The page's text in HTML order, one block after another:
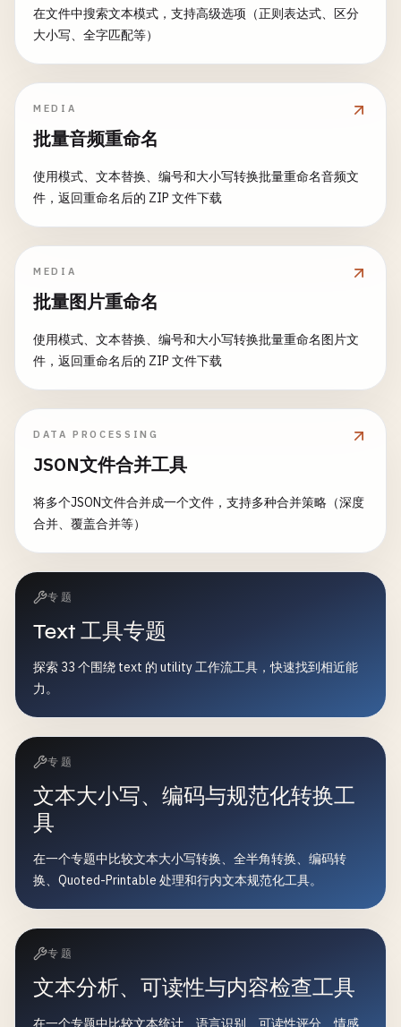
在文件中搜索文本模式，支持高级选项（正则表达式、区分
大小写、全字匹配等）
MEDIA
批量音频重命名
使用模式、文本替换、编号和大小写转换批量重命名音频文
件，返回重命名后的 ZIP 文件下载
MEDIA
批量图片重命名
使用模式、文本替换、编号和大小写转换批量重命名图片文
件，返回重命名后的 ZIP 文件下载
DATA PROCESSING
JSON文件合并工具
将多个JSON文件合并成一个文件，支持多种合并策略（深度
合并、覆盖合并等）
专题
Text 工具专题
探索 33 个围绕 text 的 utility 工作流工具，快速找到相近能
力。
专题
文本大小写、编码与规范化转换工
具
在一个专题中比较文本大小写转换、全半角转换、编码转
换、Quoted-Printable 处理和行内文本规范化工具。
专题
文本分析、可读性与内容检查工具
在一个专题中比较文本统计、语言识别、可读性评分、情感